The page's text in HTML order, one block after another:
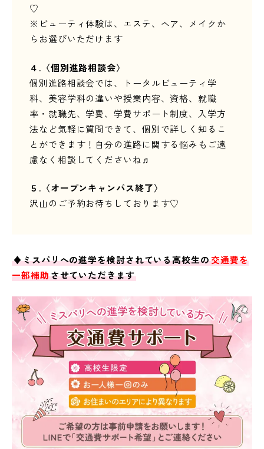
♡
※ビューティ体験は、エステ、ヘア、メイクか
らお選びいただけます
４. 〈個別進路相談会〉
個別進路相談会では、トータルビューティ学
科、美容学科の違いや授業内容、資格、就職
率・就職先、学費、学費サポート制度、入学方
法など気軽に質問できて、個別で詳しく知るこ
とができます！自分の進路に関する悩みもご遠
慮なく相談してくださいね♬
５.〈オープンキャンパス終了〉
沢山のご予約お待ちしております♡
♦ミスパリへの進学を検討されている高校生の交通費を
一部補助させていただきます